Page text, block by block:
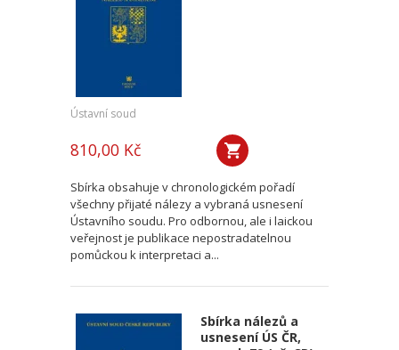
Ústavní soud
810,00 Kč
Sbírka obsahuje v chronologickém pořadí
všechny přijaté nálezy a vybraná usnesení
Ústavního soudu. Pro odbornou, ale i laickou
veřejnost je publikace nepostradatelnou
pomůckou k interpretaci a...
Sbírka nálezů a
usnesení ÚS ČR,